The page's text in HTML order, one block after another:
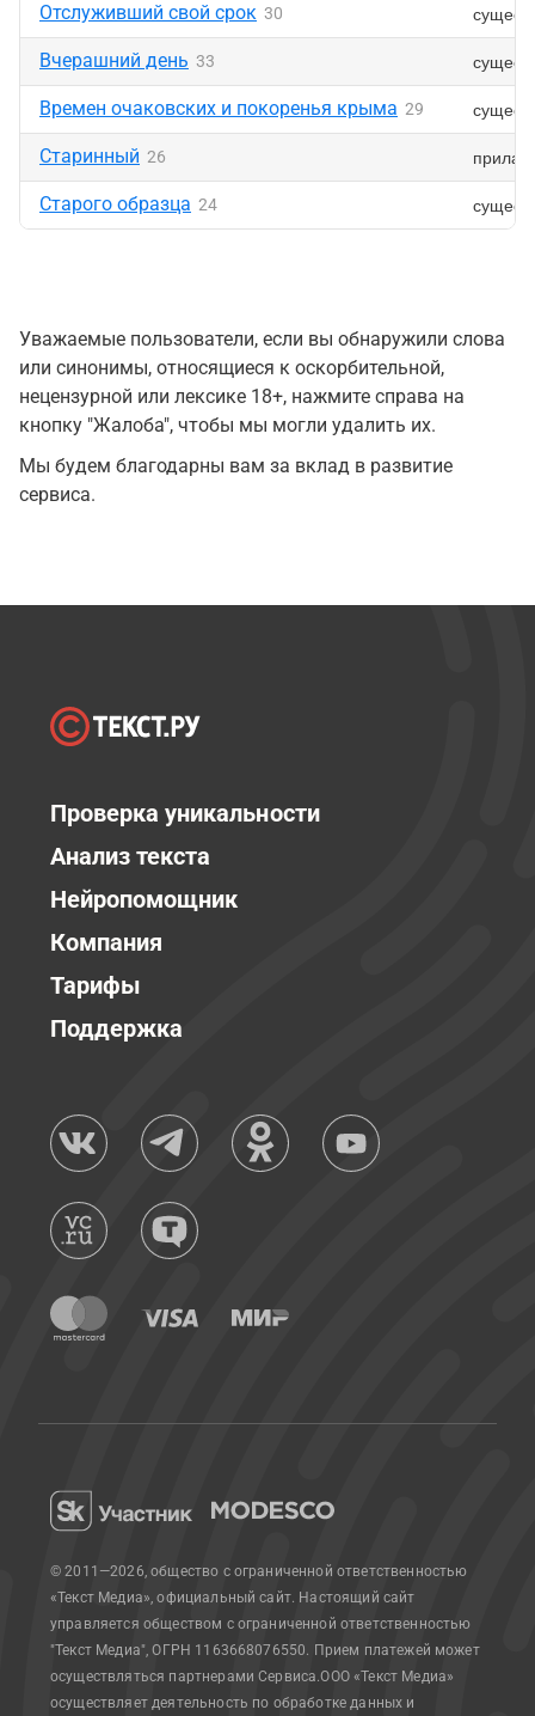
Отслуживший свой срок 30
Вчерашний день 33
Времен очаковских и покоренья крыма 29
Старинный 26
Старого образца 24
Уважаемые пользователи, если вы обнаружили слова
или синонимы, относящиеся к оскорбительной,
нецензурной или лексике 18+, нажмите справа на
кнопку "Жалоба", чтобы мы могли удалить их.
Мы будем благодарны вам за вклад в развитие
сервиса.
Проверка уникальности
Анализ текста
Нейропомощник
Компания
Тарифы
Поддержка
© 2011—2026, общество с ограниченной ответственностью
«Текст Медиа», официальный сайт. Настоящий сайт
управляется обществом с ограниченной ответственностью
"Текст Медиа", ОГРН 1163668076550. Прием платежей может
осуществляться партнерами Сервиса.ООО «Текст Медиа»
осуществляет деятельность по обработке данных и